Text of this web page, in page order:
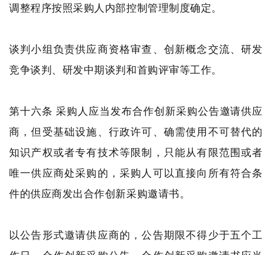
调整程序按照采购人内部控制管理制度确定。
谈判小组负责供应商资格审查、创新概念交流、研发
竞争谈判、研发中期谈判和首购评审等工作。
第十六条 采购人应当发布合作创新采购公告邀请供应
商，但受基础设施、行政许可、确需使用不可替代的
知识产权或者专有技术等限制，只能从有限范围或者
唯一供应商处采购的，采购人可以直接向所有符合条
件的供应商发出合作创新采购邀请书。
以公告形式邀请供应商的，公告期限不得少于五个工